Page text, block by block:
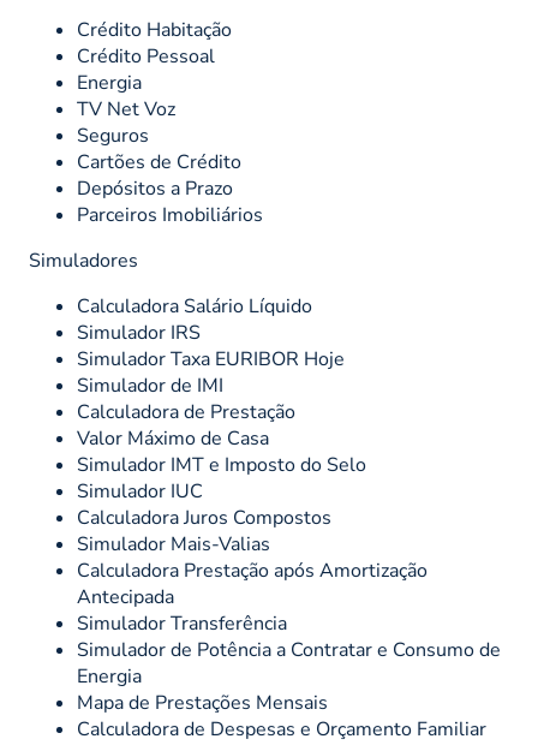
Crédito Habitação
Crédito Pessoal
Energia
TV Net Voz
Seguros
Cartões de Crédito
Depósitos a Prazo
Parceiros Imobiliários
Simuladores
Calculadora Salário Líquido
Simulador IRS
Simulador Taxa EURIBOR Hoje
Simulador de IMI
Calculadora de Prestação
Valor Máximo de Casa
Simulador IMT e Imposto do Selo
Simulador IUC
Calculadora Juros Compostos
Simulador Mais-Valias
Calculadora Prestação após Amortização
Antecipada
Simulador Transferência
Simulador de Potência a Contratar e Consumo de
Energia
Mapa de Prestações Mensais
Calculadora de Despesas e Orçamento Familiar